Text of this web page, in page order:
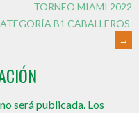
TORNEO MIAMI 2022
B1 CABALLEROS
→
será publicada. Los